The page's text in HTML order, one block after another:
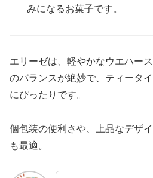
みになるお菓子です。
エリーゼは、軽やかなウエハー
のバランスが絶妙で、ティータ
にぴったりです。
個包装の便利さや、上品なデザ
も最適。